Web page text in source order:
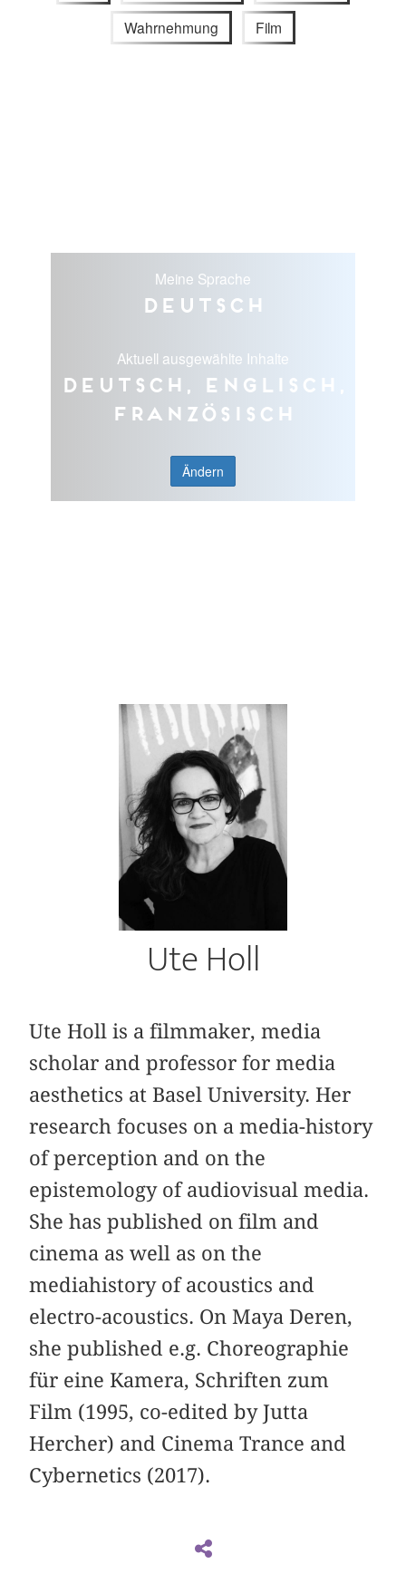
Wahrnehmung Film
Meine Sprache
Deutsch
Aktuell ausgewählte Inhalte
Deutsch, Englisch,
Französisch
Ändern
Ute Holl
Ute Holl is a filmmaker, media
scholar and professor for media
aesthetics at Basel University. Her
research focuses on a media-history
of perception and on the
epistemology of audiovisual media.
She has published on film and
cinema as well as on the
mediahistory of acoustics and
electro-acoustics. On Maya Deren,
she published e.g. Choreographie
für eine Kamera, Schriften zum
Film (1995, co-edited by Jutta
Hercher) and Cinema Trance and
Cybernetics (2017).